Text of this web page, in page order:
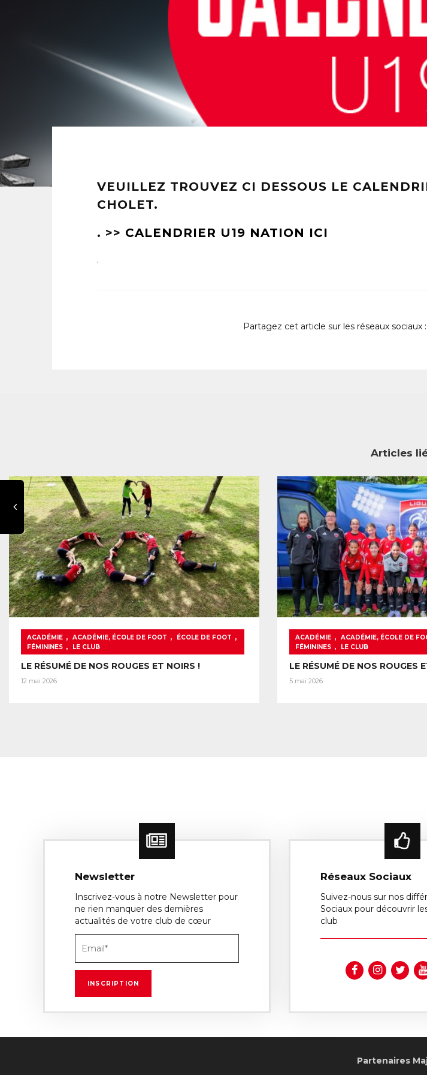
VEUILLEZ TROUVEZ CI DESSOUS LE
CHOLET.
. >> CALENDRIER U19 NATION ICI
.
Articles
ACADÉMIE , ACADÉMIE, ÉCOLE DE FOOT , ÉCOLE DE FOOT ,
FÉMININES , LE CLUB
LE RÉSUMÉ DE NOS ROUGES ET NOIRS !
12 mai 2026
ACADÉMIE , ACADÉMIE, ÉCOLE DE
FÉMININES , LE CLUB
LE RÉSUMÉ DE NOS ROUGES
5 mai 2026
Newsletter
Inscrivez-vous à notre Newsletter pour
ne rien manquer des dernières
actualités de votre club de cœur
Réseaux Sociaux
Suivez-nous sur nos
Sociaux pour découvrir
club
Partenaires